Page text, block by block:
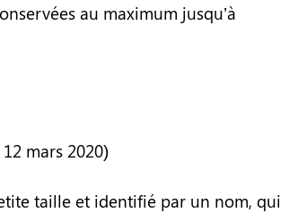
au maximum jusqu’à
mars 2020)
taille et identifié par un nom, qui